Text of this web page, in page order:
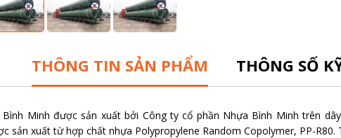
THÔNG TIN SẢN PHẨM THÔNG SỐ
Minh được sản xuất bởi Công ty cổ phần Nhựa Bình Minh trên
sản xuất từ hợp chất nhựa Polypropylene Random Copolymer, PP-